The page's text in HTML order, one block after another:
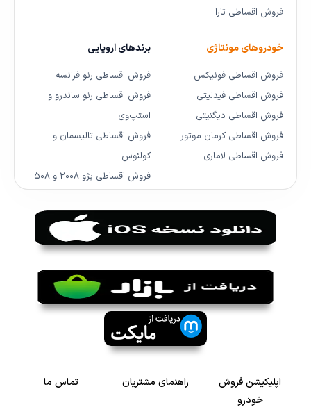
فروش اقساطی تارا
خودروهای مونتاژی
فروش اقساطی فونیکس
فروش اقساطی فیدلیتی
فروش اقساطی دیگنیتی
فروش اقساطی کرمان موتور
فروش اقساطی لاماری
برندهای اروپایی
فروش اقساطی رنو فرانسه
فروش اقساطی رنو ساندرو و
استپ‌وی
فروش اقساطی تالیسمان و
کولئوس
فروش اقساطی پژو ۲۰۰۸ و ۵۰۸
اپلیکیشن فروش
خودرو
راهنمای مشتریان تماس ما